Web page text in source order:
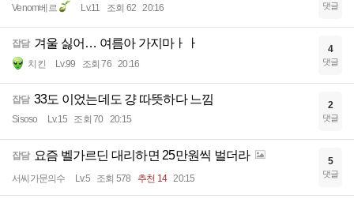
Venom베르 Lv.11 조회 62 20:16 댓글
잡담 겨울 싫어… 여름아 가지마ㅏㅏ
치킨 Lv.99 조회 76 20:16
4
댓글
잡담 33도 이었는데도 걍 따뜻하다 느낌
Sisoso Lv.15 조회 70 20:15
2
댓글
잡담 요즘 벨가르딘 대리하면 25만원씩 벌더라
서씨가문의수 Lv.5 조회 578 추천 14 20:15
5
댓글